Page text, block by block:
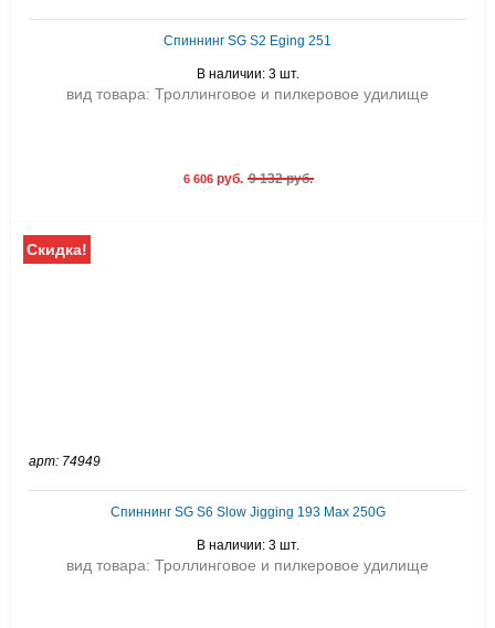
Спиннинг SG S2 Eging 251
В наличии: 3 шт.
вид товара: Троллинговое и пилкеровое удилище
6 606руб. 9 132 руб.
Скидка!
арт: 74949
Спиннинг SG S6 Slow Jigging 193 Max 250G
В наличии: 3 шт.
вид товара: Троллинговое и пилкеровое удилище